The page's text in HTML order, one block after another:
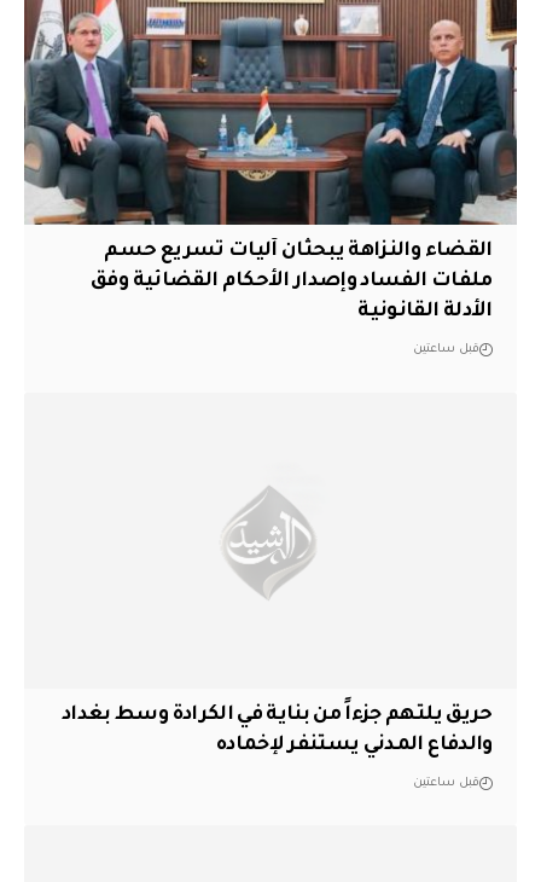
القضاء والنزاهة يبحثان آليات تسريع حسم
ملفات الفساد وإصدار الأحكام القضائية وفق
الأدلة القانونية
قبل ساعتين
حريق يلتهم جزءاً من بناية في الكرادة وسط بغداد
والدفاع المدني يستنفر لإخماده
قبل ساعتين